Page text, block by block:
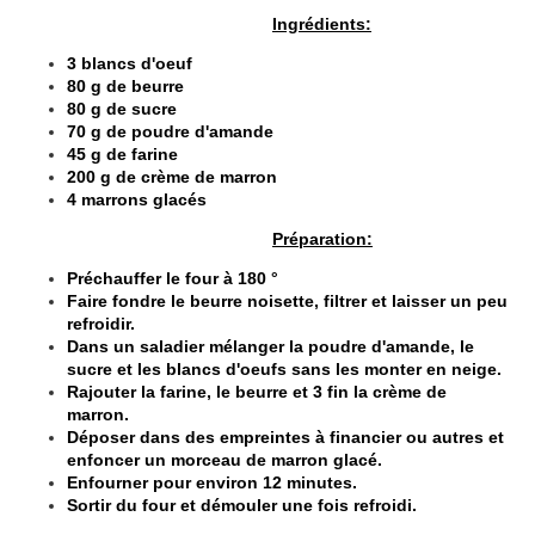
Ingrédients:
3 blancs d'oeuf
80 g de beurre
80 g de sucre
70 g de poudre d'amande
45 g de farine
200 g de crème de marron
4 marrons glacés
Préparation:
Préchauffer le four à 180 °
Faire fondre le beurre noisette, filtrer et laisser un peu
refroidir.
Dans un saladier mélanger la poudre d'amande, le
sucre et les blancs d'oeufs sans les monter en neige.
Rajouter la farine, le beurre et 3 fin la crème de
marron.
Déposer dans des empreintes à financier ou autres et
enfoncer un morceau de marron glacé.
Enfourner pour environ 12 minutes.
Sortir du four et démouler une fois refroidi.